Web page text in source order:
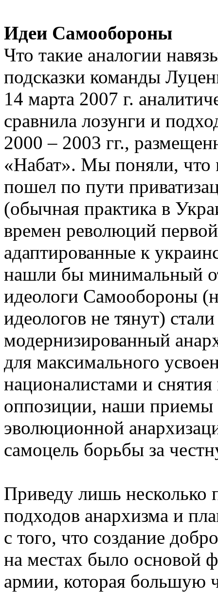
Идеи Самообороны
Что такие аналогии
подсказки команды
14 марта 2007 г.
сравнила лозунги и
2000 – 2003 гг.,
«Набат». Мы поняли, что
пошел по пути
(обычная практика в
времен революций
адаптированные к
нашли бы минимальный
идеологи Самообороны
идеологов не тянут)
модернизированный
для максимального
националистами и
оппозиции, наши приемы
эволюционной
самоцель борьбы за
Приведу лишь несколько
подходов анархизма и
с того, что создание
на местах было основой
армии, которая большую